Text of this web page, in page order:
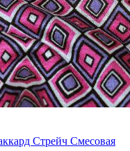
Стрейч Смесовая